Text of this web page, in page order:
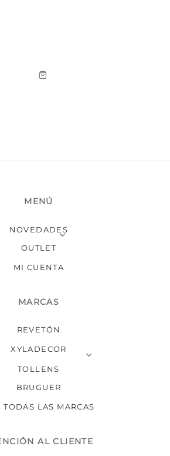
MENÚ
NOVEDADES
OUTLET
MI CUENTA
MARCAS
REVETÓN
XYLADECOR
TOLLENS
BRUGUER
TODAS LAS MARCAS
AL CLIENTE
COLAS